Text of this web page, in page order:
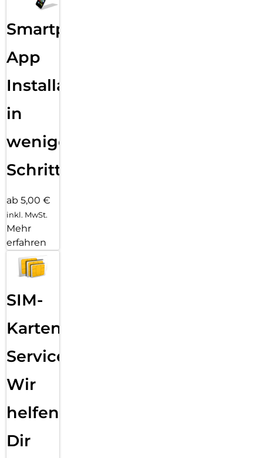
Smartphone
App
Installation
in
wenigen
Schritten
ab 5,00 €
inkl. MwSt.
Mehr
erfahren
SIM-
Karten
Service:
Wir
helfen
Dir